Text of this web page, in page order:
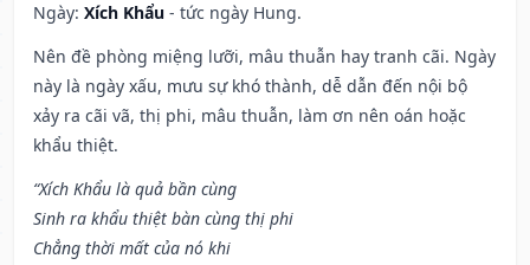
Ngày: Xích Khẩu - tức ngày Hung.
Nên đề phòng miệng lưỡi, mâu thuẫn hay tranh cãi. Ngày
này là ngày xấu, mưu sự khó thành, dễ dẫn đến nội bộ
xảy ra cãi vã, thị phi, mâu thuẫn, làm ơn nên oán hoặc
khẩu thiệt.
“Xích Khẩu là quả bần cùng
Sinh ra khẩu thiệt bàn cùng thị phi
Chẳng thời mất của nó khi